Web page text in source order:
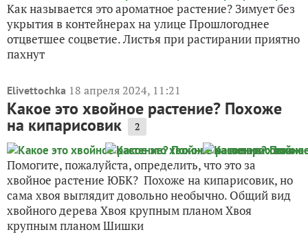
Как называется это ароматное растение? Зимует без
укрытия в контейнерах на улице Прошлогоднее
отцветшее соцветие. Листья при растирании приятно
пахнут
Elivettochka 18 апреля 2024, 11:21
Какое это хвойное растение? Похоже
на кипарисовик 2
Помогите, пожалуйста, определить, что это за
хвойное растение ЮБК? Похоже на кипарисовик, но
сама хвоя выглядит довольно необычно. Общий вид
хвойного дерева Хвоя крупным планом Хвоя
крупным планом Шишки